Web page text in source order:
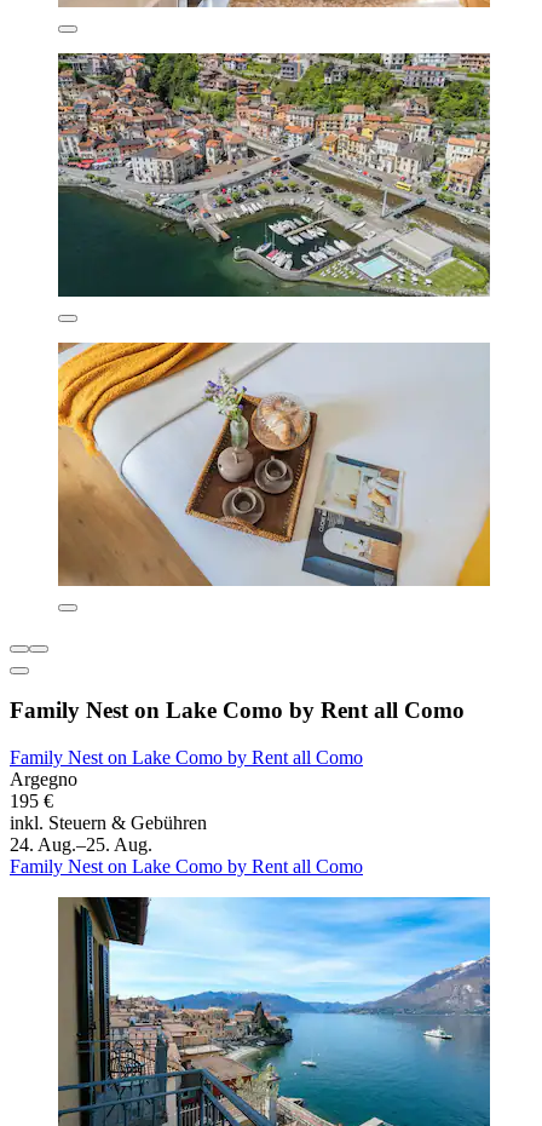
Family Nest on Lake Como by Rent all Como
Family Nest on Lake Como by Rent all Como
Argegno
195 €
inkl. Steuern & Gebühren
24. Aug.–25. Aug.
Family Nest on Lake Como by Rent all Como